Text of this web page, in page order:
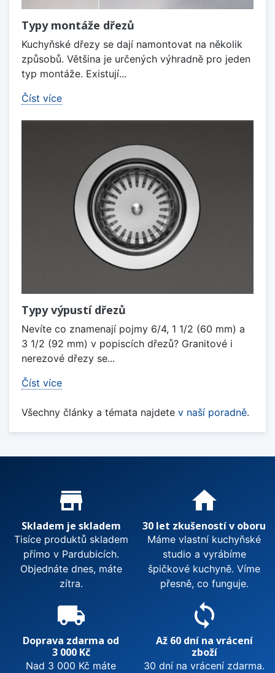
Typy montáže dřezů
Kuchyňské dřezy se dají namontovat na několik
způsobů. Většina je určených výhradně pro jeden
typ montáže. Existují...
Číst více
Typy výpustí dřezů
Nevíte co znamenají pojmy 6/4, 1 1/2 (60 mm) a
3 1/2 (92 mm) v popiscích dřezů? Granitové i
nerezové dřezy se...
Číst více
Všechny články a témata najdete v naší poradně.
Proč nakupovat u nás?
store_mall_directory
Skladem je skladem
Tisíce produktů skladem
přímo v Pardubicích.
Objednáte dnes, máte
zítra.
home
30 let zkušeností v oboru
Máme vlastní kuchyňské
studio a vyrábíme
špičkové kuchyně. Víme
přesně, co funguje.
local_shipping
Doprava zdarma od
3 000 Kč
Nad 3 000 Kč máte
sync
Až 60 dní na vrácení
zboží
30 dní na vrácení zdarma.